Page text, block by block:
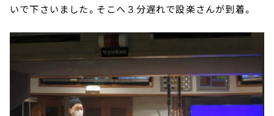
いで下さいました。そこへ３分遅れで設楽さんが到着。